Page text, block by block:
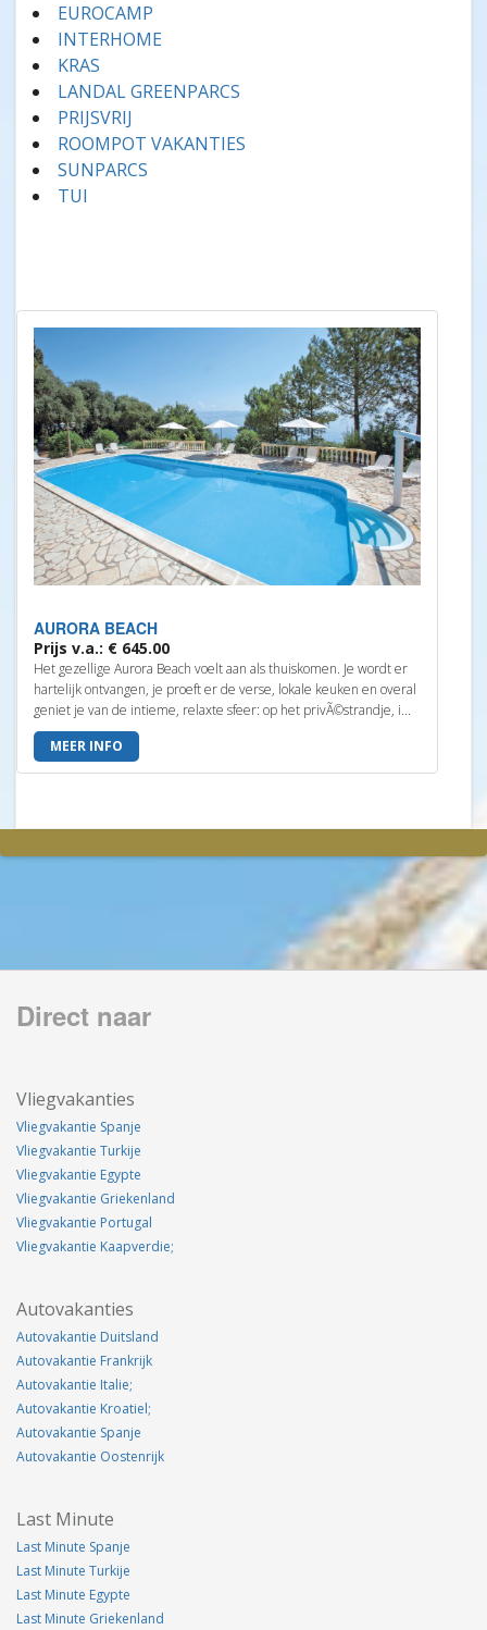
EUROCAMP
INTERHOME
KRAS
LANDAL GREENPARCS
PRIJSVRIJ
ROOMPOT VAKANTIES
SUNPARCS
TUI
AURORA BEACH
Prijs v.a.: € 645.00
Het gezellige Aurora Beach voelt aan als thuiskomen. Je wordt er
hartelijk ontvangen, je proeft er de verse, lokale keuken en overal
geniet je van de intieme, relaxte sfeer: op het privÃ©strandje, i...
MEER INFO
Direct naar
Vliegvakanties
Vliegvakantie Spanje
Vliegvakantie Turkije
Vliegvakantie Egypte
Vliegvakantie Griekenland
Vliegvakantie Portugal
Vliegvakantie Kaapverdie;
Autovakanties
Autovakantie Duitsland
Autovakantie Frankrijk
Autovakantie Italie;
Autovakantie Kroatiel;
Autovakantie Spanje
Autovakantie Oostenrijk
Last Minute
Last Minute Spanje
Last Minute Turkije
Last Minute Egypte
Last Minute Griekenland